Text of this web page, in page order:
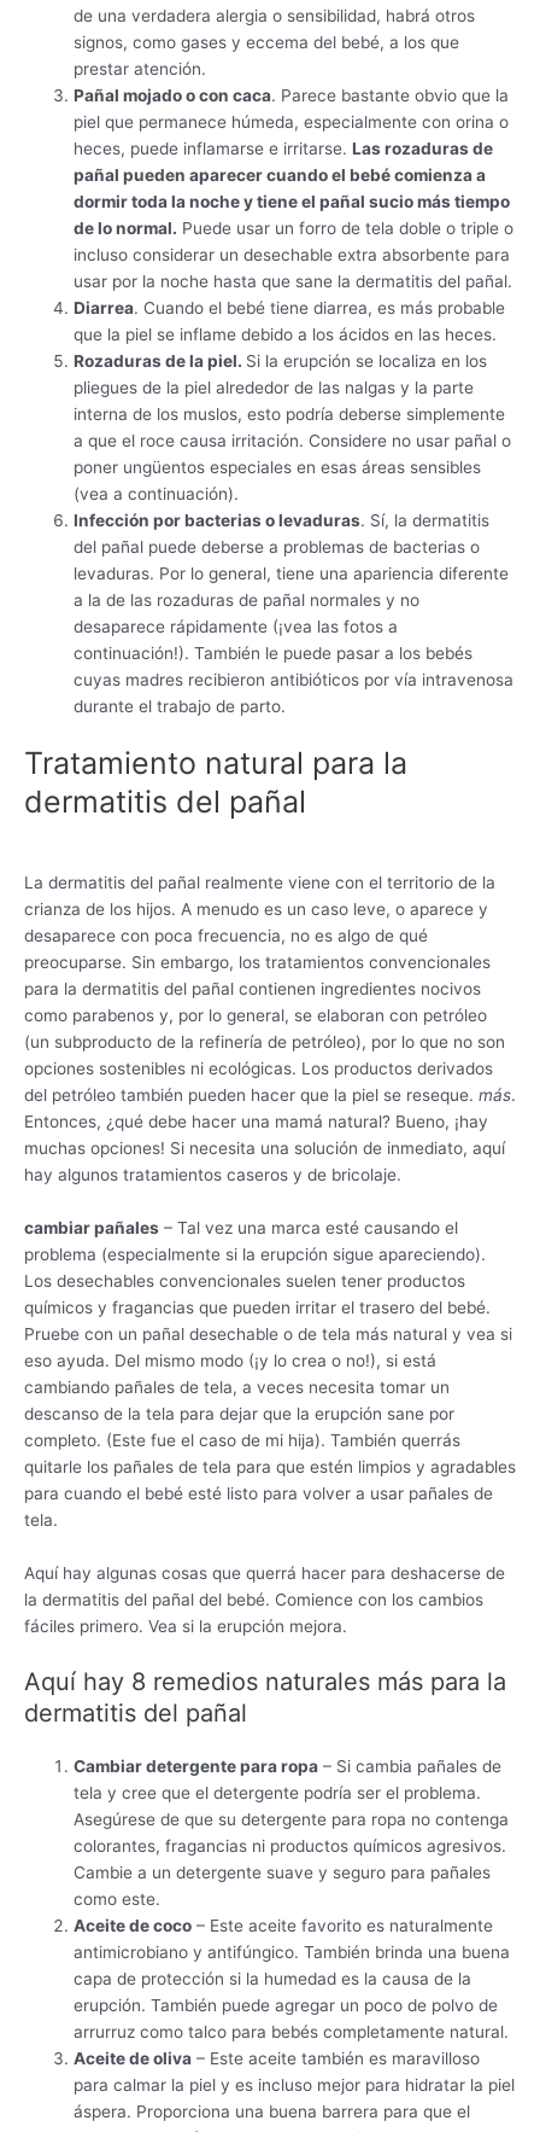
de una verdadera alergia o sensibilidad, habrá otros
signos, como gases y eccema del bebé, a los que
prestar atención.
Pañal mojado o con caca. Parece bastante obvio que la
piel que permanece húmeda, especialmente con orina o
heces, puede inflamarse e irritarse.Las rozaduras de
pañal pueden aparecer cuando el bebé comienza a
dormir toda la noche y tiene el pañal sucio más tiempo
de lo normal. Puede usar un forro de tela doble o triple o
incluso considerar un desechable extra absorbente para
usar por la noche hasta que sane la dermatitis del pañal.
Diarrea. Cuando el bebé tiene diarrea, es más probable
que la piel se inflame debido a los ácidos en las heces.
Rozaduras de la piel. Si la erupción se localiza en los
pliegues de la piel alrededor de las nalgas y la parte
interna de los muslos, esto podría deberse simplemente
a que el roce causa irritación. Considere no usar pañal o
poner ungüentos especiales en esas áreas sensibles
(vea a continuación).
Infección por bacterias o levaduras. Sí, la dermatitis
del pañal puede deberse a problemas de bacterias o
levaduras. Por lo general, tiene una apariencia diferente
a la de las rozaduras de pañal normales y no
desaparece rápidamente (¡vea las fotos a
continuación!). También le puede pasar a los bebés
cuyas madres recibieron antibióticos por vía intravenosa
durante el trabajo de parto.
Tratamiento natural para la
dermatitis del pañal
La dermatitis del pañal realmente viene con el territorio de la
crianza de los hijos. A menudo es un caso leve, o aparece y
desaparece con poca frecuencia, no es algo de qué
preocuparse. Sin embargo, los tratamientos convencionales
para la dermatitis del pañal contienen ingredientes nocivos
como parabenos y, por lo general, se elaboran con petróleo
(un subproducto de la refinería de petróleo), por lo que no son
opciones sostenibles ni ecológicas. Los productos derivados
del petróleo también pueden hacer que la piel se reseque. más.
Entonces, ¿qué debe hacer una mamá natural? Bueno, ¡hay
muchas opciones! Si necesita una solución de inmediato, aquí
hay algunos tratamientos caseros y de bricolaje.
cambiar pañales – Tal vez una marca esté causando el
problema (especialmente si la erupción sigue apareciendo).
Los desechables convencionales suelen tener productos
químicos y fragancias que pueden irritar el trasero del bebé.
Pruebe con un pañal desechable o de tela más natural y vea si
eso ayuda. Del mismo modo (¡y lo crea o no!), si está
cambiando pañales de tela, a veces necesita tomar un
descanso de la tela para dejar que la erupción sane por
completo. (Este fue el caso de mi hija). También querrás
quitarle los pañales de tela para que estén limpios y agradables
para cuando el bebé esté listo para volver a usar pañales de
tela.
Aquí hay algunas cosas que querrá hacer para deshacerse de
la dermatitis del pañal del bebé. Comience con los cambios
fáciles primero. Vea si la erupción mejora.
Aquí hay 8 remedios naturales más para la
dermatitis del pañal
Cambiar detergente para ropa – Si cambia pañales de
tela y cree que el detergente podría ser el problema.
Asegúrese de que su detergente para ropa no contenga
colorantes, fragancias ni productos químicos agresivos.
Cambie a un detergente suave y seguro para pañales
como este.
Aceite de coco – Este aceite favorito es naturalmente
antimicrobiano y antifúngico. También brinda una buena
capa de protección si la humedad es la causa de la
erupción. También puede agregar un poco de polvo de
arrurruz como talco para bebés completamente natural.
Aceite de oliva – Este aceite también es maravilloso
para calmar la piel y es incluso mejor para hidratar la piel
áspera. Proporciona una buena barrera para que el